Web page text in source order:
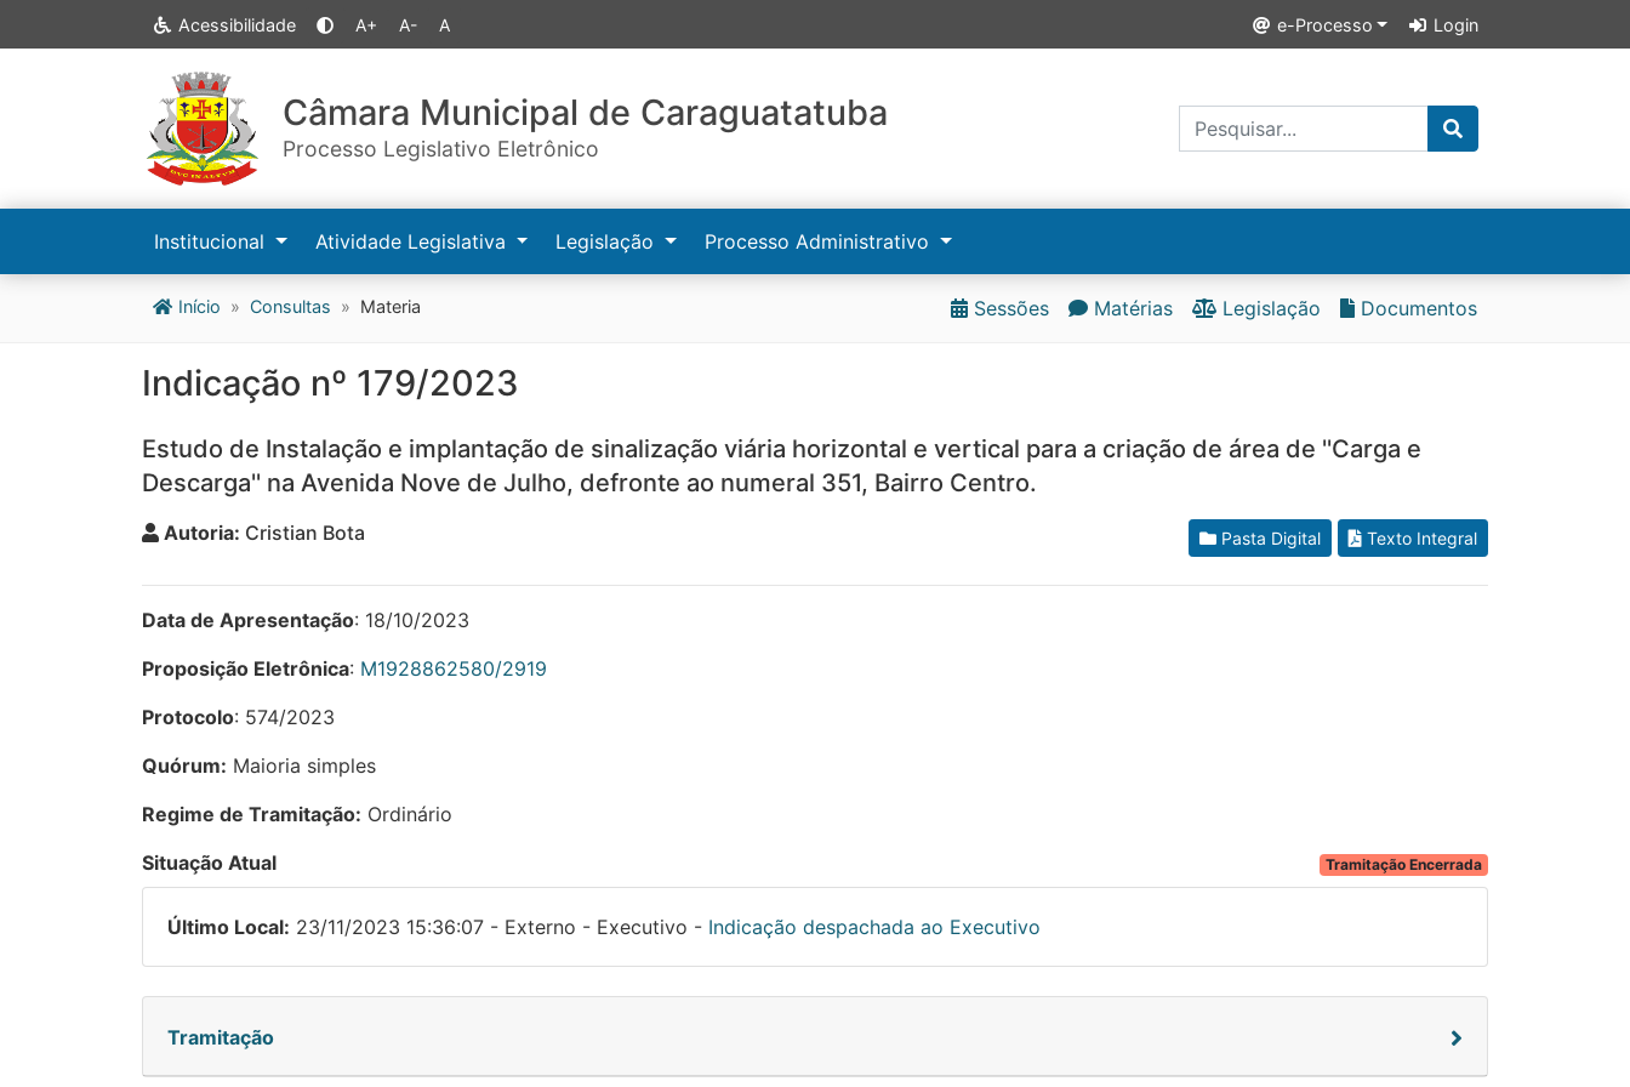
Acessibilidade A+ A- A e-Processo Login
Câmara Municipal de Caraguatatuba
Processo Legislativo Eletrônico
Institucional Atividade Legislativa Legislação Processo Administrativo
Início Consultas Materia Sessões Matérias Legislação Documentos
Indicação nº 179/2023
Estudo de Instalação e implantação de sinalização viária horizontal e vertical para a criação de área de ''Carga e
Descarga'' na Avenida Nove de Julho, defronte ao numeral 351, Bairro Centro.
Autoria: Cristian Bota Pasta Digital Texto Integral
Data de Apresentação: 18/10/2023
Proposição Eletrônica: M1928862580/2919
Protocolo: 574/2023
Quórum: Maioria simples
Regime de Tramitação: Ordinário
Situação Atual
Tramitação Encerrada
Último Local: 23/11/2023 15:36:07 - Externo - Executivo - Indicação despachada ao Executivo
Tramitação